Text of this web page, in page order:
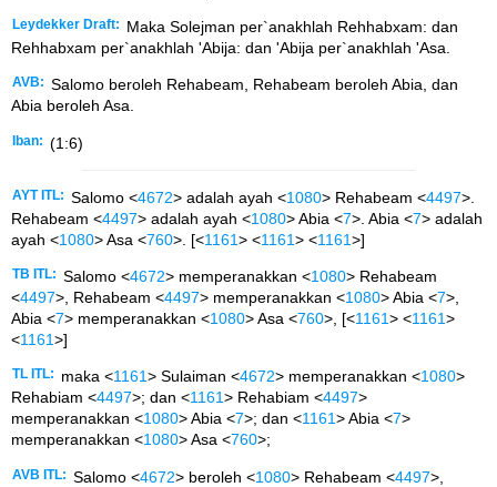
Leydekker Draft:
Maka Solejman per`anakhlah Rehhabxam: dan
Rehhabxam per`anakhlah 'Abija: dan 'Abija per`anakhlah 'Asa.
AVB: Salomo beroleh Rehabeam, Rehabeam beroleh Abia, dan
Abia beroleh Asa.
Iban: (1:6)
AYT ITL: Salomo <4672> adalah ayah <1080> Rehabeam <4497>.
Rehabeam <4497> adalah ayah <1080> Abia <7>. Abia <7> adalah
ayah <1080> Asa <760>. [<1161> <1161> <1161>]
TB ITL: Salomo <4672> memperanakkan <1080> Rehabeam
<4497>, Rehabeam <4497> memperanakkan <1080> Abia <7>,
Abia <7> memperanakkan <1080> Asa <760>, [<1161> <1161>
<1161>]
TL ITL: maka <1161> Sulaiman <4672> memperanakkan <1080>
Rehabiam <4497>; dan <1161> Rehabiam <4497>
memperanakkan <1080> Abia <7>; dan <1161> Abia <7>
memperanakkan <1080> Asa <760>;
AVB ITL: Salomo <4672> beroleh <1080> Rehabeam <4497>,